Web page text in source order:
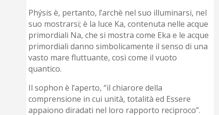
Phýsis è, pertanto, l’archè nel suo illuminarsi, nel
suo mostrarsi; è la luce Ka, contenuta nelle acque
primordiali Na, che si mostra come Eka e le acque
primordiali danno simbolicamente il senso di una
vasto mare fluttuante, così come il vuoto
quantico.
Il sophon è l’aperto, “il chiarore della
comprensione in cui unità, totalità ed Essere
appaiono diradati nel loro rapporto reciproco”.